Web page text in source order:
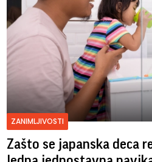
ZANIMLJIVOSTI
Zašto se japanska deca